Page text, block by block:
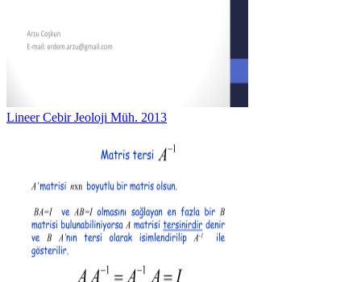
Lineer Cebir Jeoloji Müh. 2013